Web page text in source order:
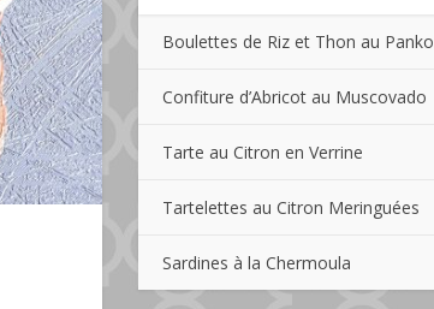
Boulettes de Riz et Thon au Panko
Confiture d’Abricot au Muscovado
Tarte au Citron en Verrine
Tartelettes au Citron Meringuées
Sardines à la Chermoula